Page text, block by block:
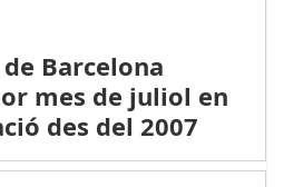
Barcelona
mes de juliol en
des del 2007